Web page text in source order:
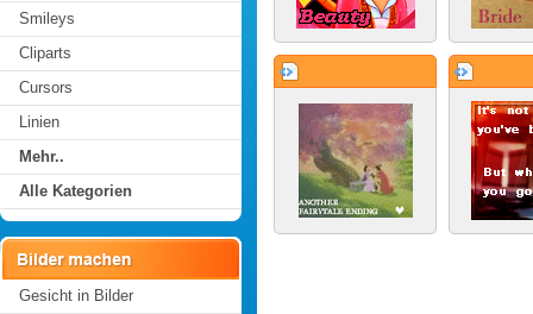
Smileys
Cliparts
Cursors
Linien
Mehr..
Alle Kategorien
Gesicht in Bilder